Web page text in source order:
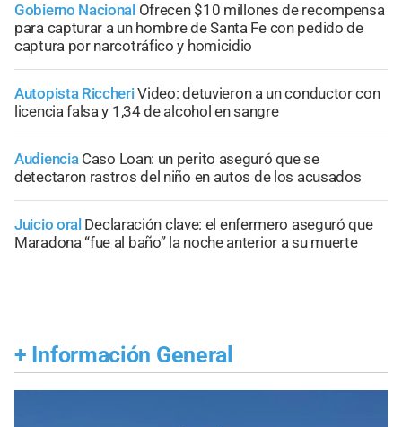
Gobierno Nacional Ofrecen $10 millones de recompensa
para capturar a un hombre de Santa Fe con pedido de
captura por narcotráfico y homicidio
Autopista RiccheriVideo: detuvieron a un conductor con
licencia falsa y 1,34 de alcohol en sangre
Audiencia Caso Loan: un perito aseguró que se
detectaron rastros del niño en autos de los acusados
Juicio oral Declaración clave: el enfermero aseguró que
Maradona “fue al baño” la noche anterior a su muerte
+ Información General